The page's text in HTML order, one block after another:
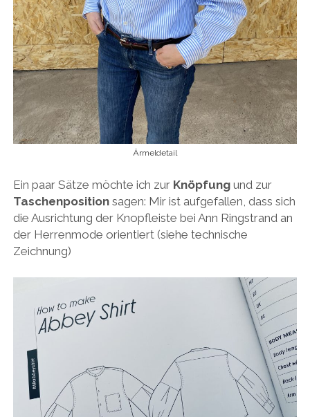
Ärmeldetail
Ein paar Sätze möchte ich zur Knöpfungund zur
Taschenpositionsagen: Mir ist aufgefallen, dass sich
die Ausrichtung der Knopfleiste bei Ann Ringstrand an
der Herrenmode orientiert (siehe technische
Zeichnung)